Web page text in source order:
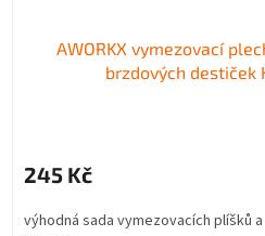
AWORKX vymezovací
brzdových destiček
245 Kč
výhodná sada vymezovacích plíšků